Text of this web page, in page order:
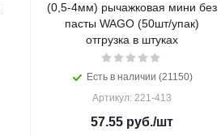
(0,5-4мм) рычажковая мини без
пасты WAGO (50шт/упак)
отгрузка в штуках
Есть в наличии (21150)
Артикул: 221-413
57.55руб./шт